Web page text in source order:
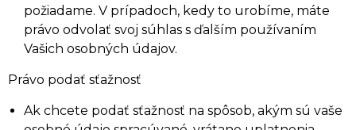
požiadame. V prípadoch, kedy to urobíme, máte
právo odvolať svoj súhlas s ďalším používaním
Vašich osobných údajov.
Právo podať sťažnosť
Ak chcete podať sťažnosť na spôsob, akým sú vaše